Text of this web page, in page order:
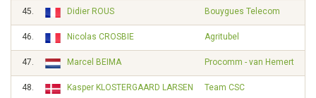
45. Didier ROUS Bouygues Telecom
46. Nicolas CROSBIE Agritubel
47. Marcel BEIMA Procomm - van Hemert
48. Kasper KLOSTERGAARD LARSEN Team CSC